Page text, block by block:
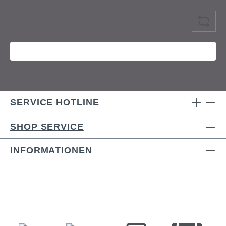
SERVICE HOTLINE
SHOP SERVICE
INFORMATIONEN